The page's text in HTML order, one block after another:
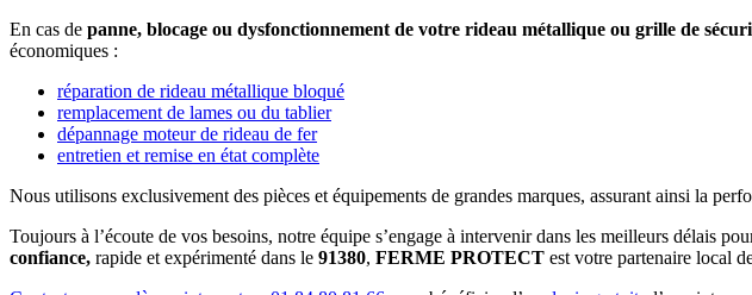
En cas de panne, blocage ou dysfonctionnement de votre rideau métallique ou grille de
économiques :
réparation de rideau métallique bloqué
remplacement de lames ou du tablier
dépannage moteur de rideau de fer
entretien et remise en état complète
Nous utilisons exclusivement des pièces et équipements de grandes marques, assurant ainsi la
Toujours à l’écoute de vos besoins, notre équipe s’engage à intervenir dans les meilleurs délais
confiance, rapide et expérimenté dans le 91380, FERME PROTECT est votre partenaire local